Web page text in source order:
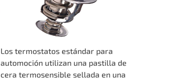
Los termostatos estándar para
automoción utilizan una pastilla de
cera termosensible sellada en una